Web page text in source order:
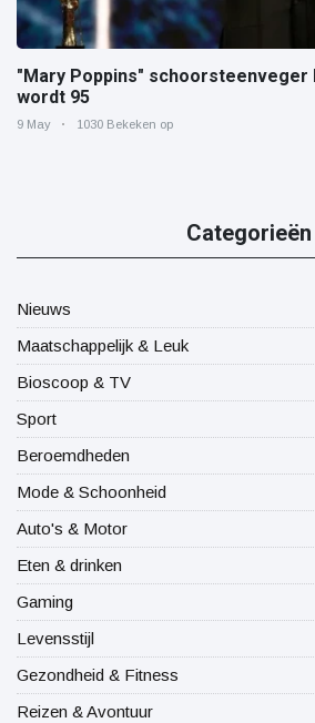
"Mary Poppins" schoorsteenveger
wordt 95
9 May 1030 Bekeken op
Categorieën
Nieuws
Maatschappelijk & Leuk
Bioscoop & TV
Sport
Beroemdheden
Mode & Schoonheid
Auto's & Motor
Eten & drinken
Gaming
Levensstijl
Gezondheid & Fitness
Reizen & Avontuur